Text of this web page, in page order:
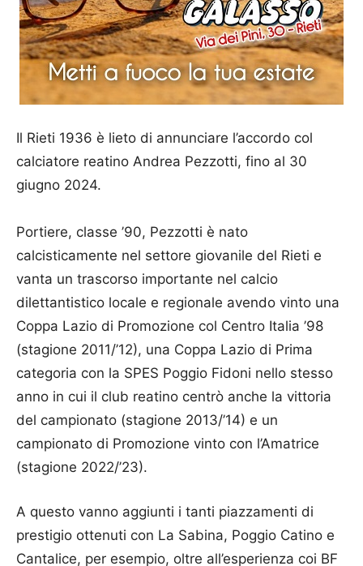
Il Rieti 1936 è lieto di annunciare l’accordo col
calciatore reatino Andrea Pezzotti, fino al 30
giugno 2024.
Portiere, classe ’90, Pezzotti è nato
calcisticamente nel settore giovanile del Rieti e
vanta un trascorso importante nel calcio
dilettantistico locale e regionale avendo vinto una
Coppa Lazio di Promozione col Centro Italia ’98
(stagione 2011/’12), una Coppa Lazio di Prima
categoria con la SPES Poggio Fidoni nello stesso
anno in cui il club reatino centrò anche la vittoria
del campionato (stagione 2013/’14) e un
campionato di Promozione vinto con l’Amatrice
(stagione 2022/’23).
A questo vanno aggiunti i tanti piazzamenti di
prestigio ottenuti con La Sabina, Poggio Catino e
Cantalice, per esempio, oltre all’esperienza coi BF